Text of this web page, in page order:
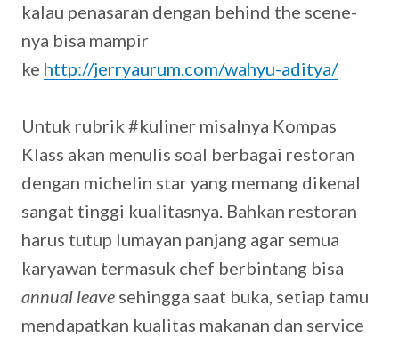
kalau penasaran dengan behind the scene-
nya bisa mampir
ke http://jerryaurum.com/wahyu-aditya/
Untuk rubrik #kuliner misalnya Kompas
Klass akan menulis soal berbagai restoran
dengan michelin star yang memang dikenal
sangat tinggi kualitasnya. Bahkan restoran
harus tutup lumayan panjang agar semua
karyawan termasuk chef berbintang bisa
annual leave sehingga saat buka, setiap tamu
mendapatkan kualitas makanan dan service